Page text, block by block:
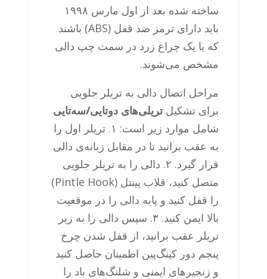
ساخته شده بعد از اول مارس ۱۹۹۸
باید دارای ترمز ضد قفل (ABS) باشند
که با یک چراغ زرد در سمت چپ دالی
مشخص می‌شوند.
مراحل اتصال دالی به تریلر جلویی
برای تشکیل تریلی‌های دوتایی/سه‌تایی
شامل موارد زیر است: ۱. تریلر اول را
به عقب برانید تا در مقابل زبانه‌ی دالی
قرار گیرد. ۲. دالی را به تریلر جلویی
متصل کنید، قلاب پینتل (Pintle Hook)
را قفل کنید و پایه دالی را در موقعیت
بالا ایمن کنید. ۳. سپس دالی را به زیر
تریلر عقب برانید، از قفل شدن چرخ
پنجم دور کینگ‌پین اطمینان حاصل کنید
و زنجیرهای ایمنی و شلنگ‌های باد را